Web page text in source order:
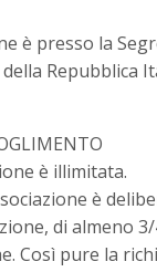
è presso la
Repubblica
è illimitata.
è
di almeno
Così pure la